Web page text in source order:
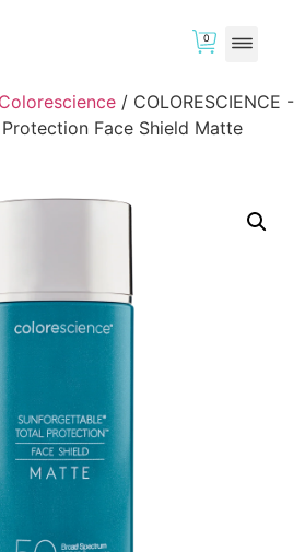
0
Colorescience / COLORESCIENCE -
Face Shield Matte